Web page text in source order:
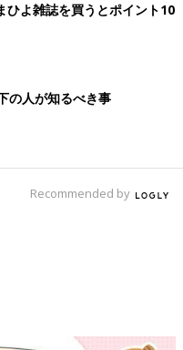
ひよ雑誌を買うとポイント10
の人が知るべき事
Recommended by